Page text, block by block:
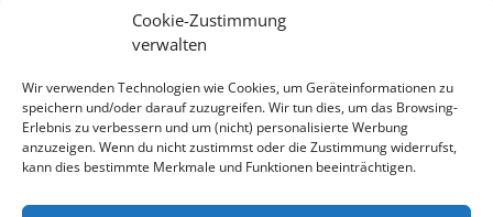
Cookie-Zustimmung
verwalten
Wir verwenden Technologien wie Cookies, um Geräteinformationen zu
speichern und/oder darauf zuzugreifen. Wir tun dies, um das Browsing-
Erlebnis zu verbessern und um (nicht) personalisierte Werbung
anzuzeigen. Wenn du nicht zustimmst oder die Zustimmung widerrufst,
kann dies bestimmte Merkmale und Funktionen beeinträchtigen.
Herausforderungen besser verläuft, als dies
wäre [1].